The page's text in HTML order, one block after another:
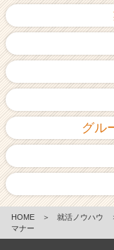
グル
HOME ＞ 就活ノウハウ
マナー